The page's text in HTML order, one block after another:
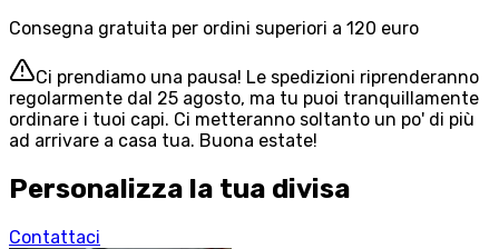
Consegna gratuita per ordini superiori a 120 euro
Ci prendiamo una pausa! Le spedizioni riprenderanno
regolarmente dal 25 agosto, ma tu puoi tranquillamente
ordinare i tuoi capi. Ci metteranno soltanto un po' di più
ad arrivare a casa tua. Buona estate!
Personalizza la tua divisa
Contattaci